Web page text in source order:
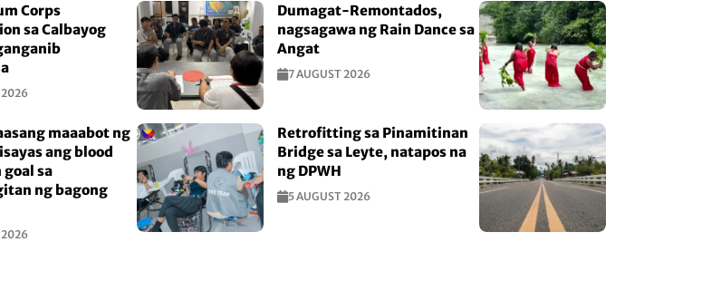
Corps
sa Calbayog
2026
Dumagat-Remontados,
nagsagawa ng Rain Dance sa
Angat
7 AUGUST 2026
maaabot ng
ang blood
sa
ng bagong
2026
Retrofitting sa Pinamitinan
Bridge sa Leyte, natapos na
ng DPWH
5 AUGUST 2026